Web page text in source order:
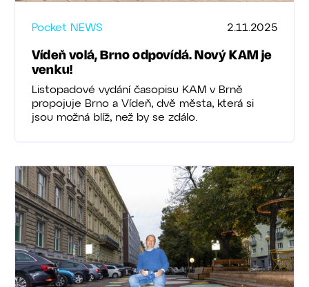
Pocket NEWS 2.11.2025
Vídeň volá, Brno odpovídá. Nový KAM je
venku!
Listopadové vydání časopisu KAM v Brně
propojuje Brno a Vídeň, dvě města, která si
jsou možná blíž, než by se zdálo.